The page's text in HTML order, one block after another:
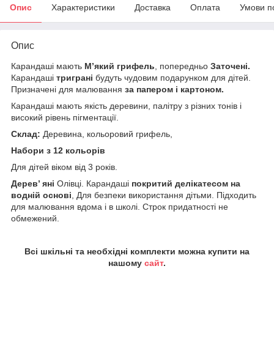
Опис Характеристики Доставка Оплата Умови
Опис
Карандаші мають М’який грифель , попередньо Заточені.
Карандаші триграні будуть чудовим подарунком для дітей.
Призначені для малювання за папером і картоном.
Карандаші мають якість деревини, палітру з різних тонів і
високий рівень пігментації.
Склад: Деревина, кольоровий грифель,
Набори з 12 кольорів
Для дітей віком від 3 років.
Дерев’ яні Олівці. Карандаші покритий делікатесом на
водній основі , Для безпеки використання дітьми. Підходить
для малювання вдома і в школі. Строк придатності не
обмежений.
Всі шкільні та необхідні комплекти можна купити на
нашому сайт.